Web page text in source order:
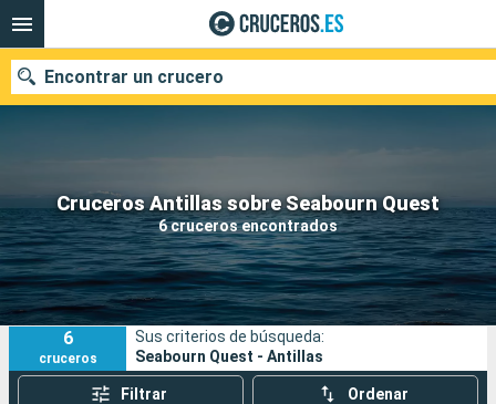
Cruceros Antillas sobre Seabourn Quest
6 cruceros encontrados
Encontrar un crucero
Nuestros destinos
Fecha de salida
Puertos Compañías
Buscar
6
cruceros
Sus criterios de búsqueda:
Seabourn Quest - Antillas
Filtrar Ordenar